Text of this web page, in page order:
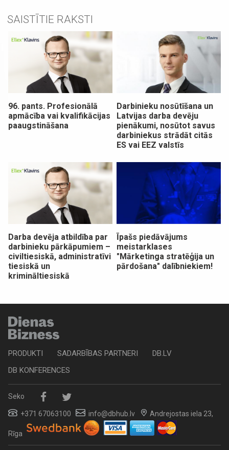
SAISTĪTIE RAKSTI
96. pants. Profesionālā
apmācība vai kvalifikācijas
paaugstināšana
Darbinieku nosūtīšana un
Latvijas darba devēju
pienākumi, nosūtot savus
darbiniekus strādāt citās
ES vai EEZ valstīs
Darba devēja atbildība par
darbinieku pārkāpumiem –
civiltiesiskā, administratīvi
tiesiskā un
krimināltiesiskā
Īpašs piedāvājums
meistarklases
"Mārketinga stratēģija un
pārdošana" dalībniekiem!
PRODUKTI SADARBĪBAS PARTNERI
DB.LV
DB KONFERENCES
Seko
+371 67063100 info@dbhub.lv Andrejostas iela 23,
Rīga